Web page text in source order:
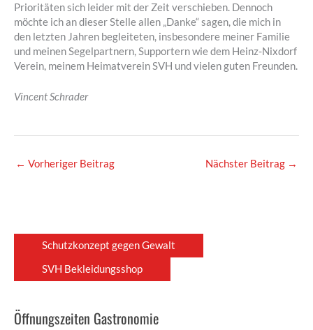
Prioritäten sich leider mit der Zeit verschieben. Dennoch
möchte ich an dieser Stelle allen „Danke“ sagen, die mich in
den letzten Jahren begleiteten, insbesondere meiner Familie
und meinen Segelpartnern, Supportern wie dem Heinz-Nixdorf
Verein, meinem Heimatverein SVH und vielen guten Freunden.
Vincent Schrader
← Vorheriger Beitrag Nächster Beitrag →
Schutzkonzept gegen Gewalt
SVH Bekleidungsshop
Öffnungszeiten Gastronomie